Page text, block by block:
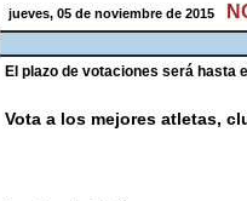
jueves, 05 de noviembre de 2015
El plazo de votaciones será hasta
Vota a los mejores atletas,